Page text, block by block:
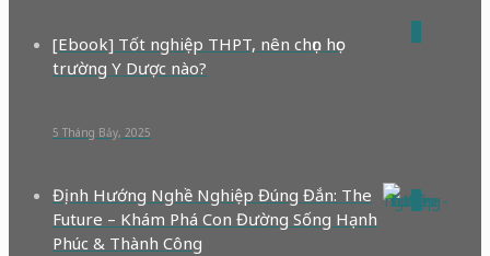
[Ebook] Tốt nghiệp THPT, nên chọn học
trường Y Dược nào?
5 Tháng Bảy, 2025
0
Định Hướng Nghề Nghiệp Đúng Đắn: The
Future – Khám Phá Con Đường Sống Hạnh
Phúc & Thành Công